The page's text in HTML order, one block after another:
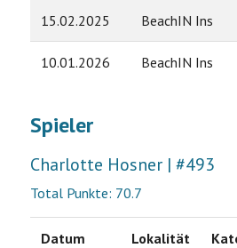
15.02.2025 BeachIN Ins
10.01.2026 BeachIN Ins
Spieler
Charlotte Hosner | #493
Total Punkte: 70.7
Datum Lokalität